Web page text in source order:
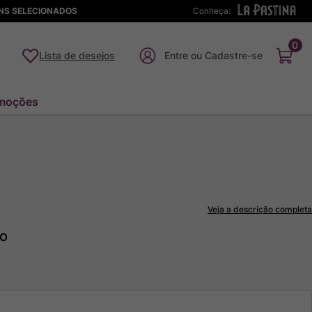
Conheça:
SELECIONADOS
Lista de desejos
0
Veja a descrição completa